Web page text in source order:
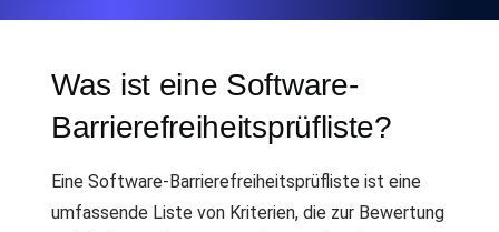
Was ist eine Software-
Barrierefreiheitsprüfliste?
Eine Software-Barrierefreiheitsprüfliste ist eine
umfassende Liste von Kriterien, die zur Bewertung